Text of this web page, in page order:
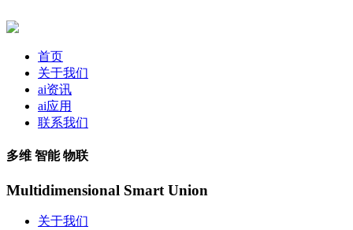
首页
关于我们
ai资讯
ai应用
联系我们
多维 智能 物联
Multidimensional Smart Union
关于我们